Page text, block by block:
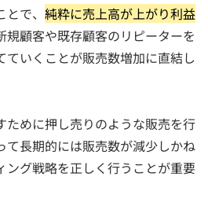
で、 純粋に売上高が上がり利益
規顧客や既存顧客のリピーターを
ていくことが販売数増加に直結し
ために押し売りのような販売を行
て長期的には販売数が減少しかね
ング戦略を正しく行うことが重要